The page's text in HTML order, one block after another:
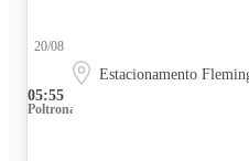
05:55
20/08
Estacionamento
Poltrona